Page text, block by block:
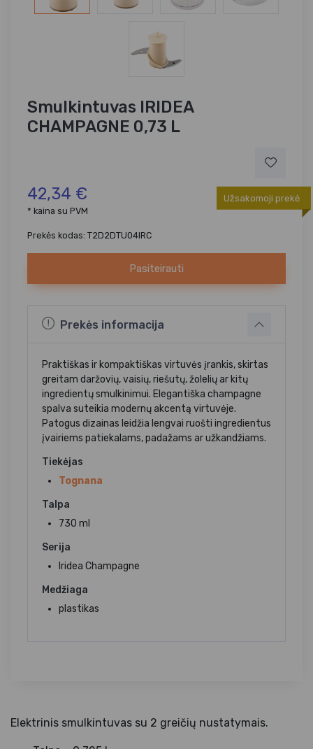
Smulkintuvas IRIDEA
CHAMPAGNE 0,73 L
42,34 €
Užsakomoji prekė
* kaina su PVM
Prekės kodas: T2D2DTU04IRC
Pasiteirauti
Prekės informacija
Praktiškas ir kompaktiškas virtuvės įrankis, skirtas
greitam daržovių, vaisių, riešutų, žolelių ar kitų
ingredientų smulkinimui. Elegantiška champagne
spalva suteikia modernų akcentą virtuvėje.
Patogus dizainas leidžia lengvai ruošti ingredientus
įvairiems patiekalams, padažams ar užkandžiams.
Tiekėjas
Tognana
Talpa
730 ml
Serija
Iridea Champagne
Medžiaga
plastikas
Elektrinis smulkintuvas su 2 greičių nustatymais.